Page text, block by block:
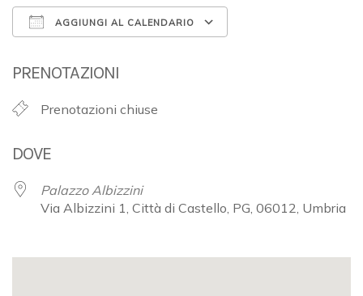
AGGIUNGI AL CALENDARIO
PRENOTAZIONI
Prenotazioni chiuse
DOVE
Palazzo Albizzini
Via Albizzini 1, Città di Castello, PG, 06012, Umbria